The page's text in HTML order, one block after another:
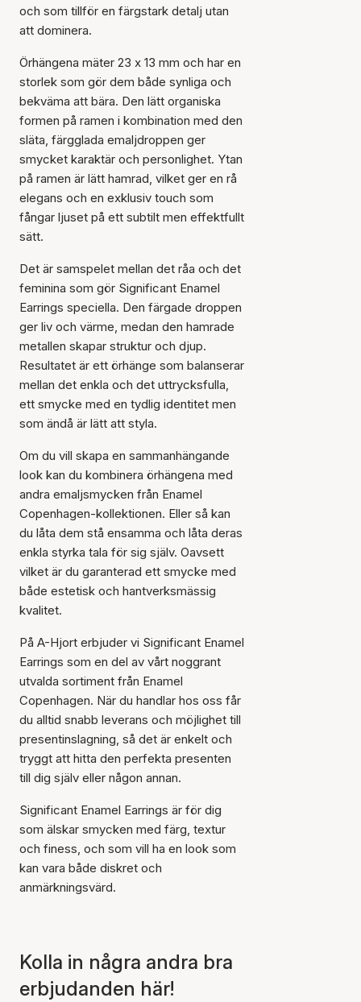
Artikeln har lagts till i
och som tillför en färgstark detalj utan
att dominera.
Örhängena mäter 23 x 13 mm och har en
storlek som gör dem både synliga och
bekväma att bära. Den lätt organiska
formen på ramen i kombination med den
släta, färgglada emaljdroppen ger
smycket karaktär och personlighet. Ytan
på ramen är lätt hamrad, vilket ger en rå
elegans och en exklusiv touch som
fångar ljuset på ett subtilt men effektfullt
sätt.
Det är samspelet mellan det råa och det
feminina som gör Significant Enamel
Earrings speciella. Den färgade droppen
ger liv och värme, medan den hamrade
metallen skapar struktur och djup.
Resultatet är ett örhänge som balanserar
mellan det enkla och det uttrycksfulla,
ett smycke med en tydlig identitet men
som ändå är lätt att styla.
Om du vill skapa en sammanhängande
look kan du kombinera örhängena med
andra emaljsmycken från Enamel
Copenhagen-kollektionen. Eller så kan
du låta dem stå ensamma och låta deras
enkla styrka tala för sig själv. Oavsett
vilket är du garanterad ett smycke med
både estetisk och hantverksmässig
kvalitet.
På A-Hjort erbjuder vi Significant Enamel
Earrings som en del av vårt noggrant
utvalda sortiment från Enamel
Copenhagen. När du handlar hos oss får
du alltid snabb leverans och möjlighet till
presentinslagning, så det är enkelt och
tryggt att hitta den perfekta presenten
till dig själv eller någon annan.
Significant Enamel Earrings är för dig
som älskar smycken med färg, textur
och finess, och som vill ha en look som
kan vara både diskret och
anmärkningsvärd.
Kolla in några andra bra
erbjudanden här!